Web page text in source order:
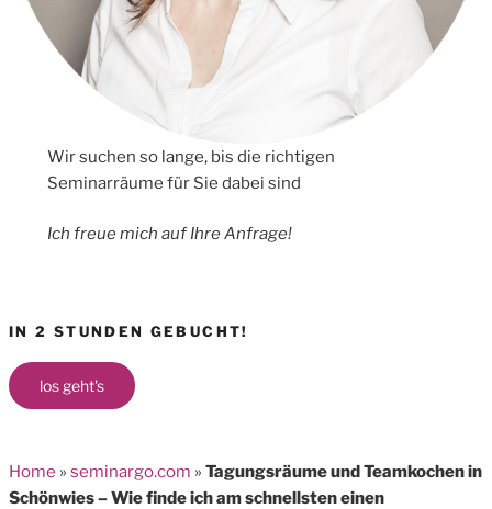
Wir suchen so lange, bis die richtigen
Seminarräume für Sie dabei sind
Ich freue mich auf Ihre Anfrage!
IN 2 STUNDEN GEBUCHT!
los geht's
Home » seminargo.com » Tagungsräume und Teamkochen in
Schönwies – Wie finde ich am schnellsten einen